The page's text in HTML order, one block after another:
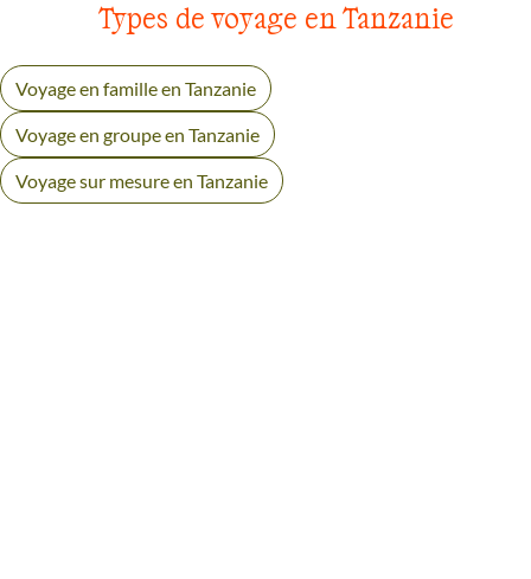
Types de voyage en Tanzanie
Voyage en famille en Tanzanie
Voyage en groupe en Tanzanie
Voyage sur mesure en Tanzanie